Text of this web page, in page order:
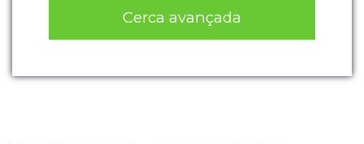
Cerca avançada